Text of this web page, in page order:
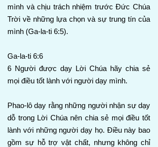
mình và chịu trách nhiệm trước Đức Chúa
Trời về những lựa chọn và sự trung tín của
mình (Ga-la-ti 6:5).
Ga-la-ti 6:6
6 Người được dạy Lời Chúa hãy chia sẻ
mọi điều tốt lành với người dạy mình.
Phao-lô dạy rằng những người nhận sự dạy
dỗ trong Lời Chúa nên chia sẻ mọi điều tốt
lành với những người dạy họ. Điều này bao
gồm sự hỗ trợ vật chất, nhưng không chỉ